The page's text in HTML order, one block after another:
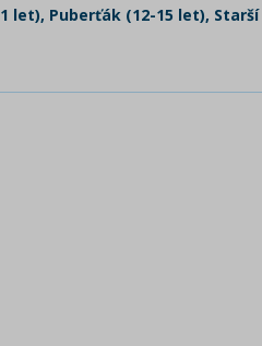
let), Puberťák (12-15 let), Starší